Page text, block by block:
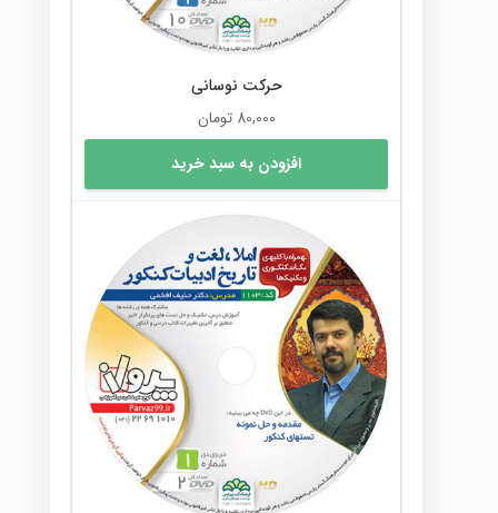
حرکت نوسانی
80,000 تومان
افزودن به سبد خرید